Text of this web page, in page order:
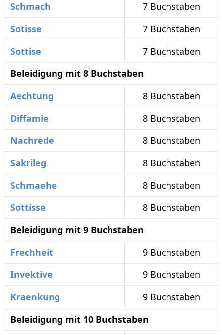
Schmach
7 Buchstaben
Sotisse
7 Buchstaben
Sottise
7 Buchstaben
Beleidigung mit 8 Buchstaben
Aechtung
8 Buchstaben
Diffamie
8 Buchstaben
Nachrede
8 Buchstaben
Sakrileg
8 Buchstaben
Schmaehe
8 Buchstaben
Sottisse
8 Buchstaben
Beleidigung mit 9 Buchstaben
Frechheit
9 Buchstaben
Invektive
9 Buchstaben
Kraenkung
9 Buchstaben
Beleidigung mit 10 Buchstaben